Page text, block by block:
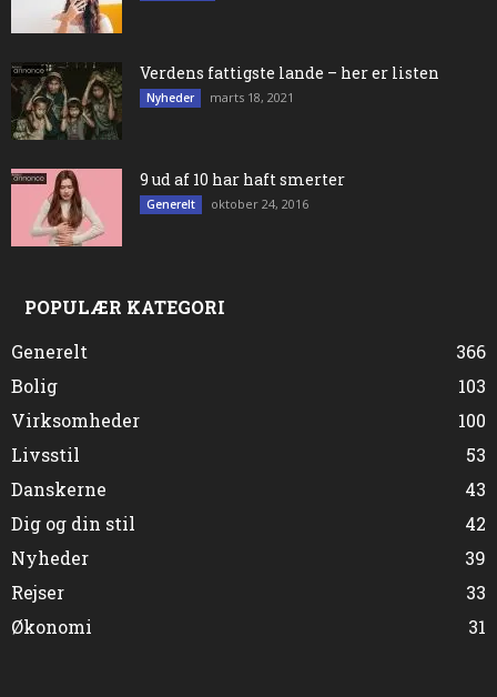
Verdens fattigste lande – her er listen
Nyheder marts 18, 2021
9 ud af 10 har haft smerter
Generelt oktober 24, 2016
POPULÆR KATEGORI
Generelt
366
Bolig
103
Virksomheder
100
Livsstil
53
Danskerne
43
Dig og din stil
42
Nyheder
39
Rejser
33
Økonomi
31